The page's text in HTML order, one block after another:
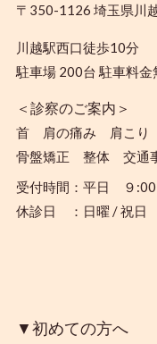
〒350-1126 埼玉県川
川越駅西口徒歩10分
駐車場 200台 駐車料金
＜診察のご案内＞
首 肩の痛み 肩こり
骨盤矯正 整体 交通
受付時間：平日 ９
休診日 ：日曜 / 祝日
▼初めての方へ